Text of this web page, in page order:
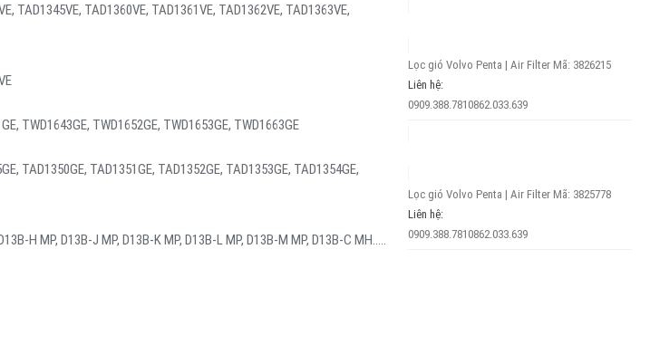
TAD1345VE, TAD1360VE, TAD1361VE, TAD1362VE, TAD1363VE,
TWD1643GE, TWD1652GE, TWD1653GE, TWD1663GE
TAD1350GE, TAD1351GE, TAD1352GE, TAD1353GE, TAD1354GE,
H MP, D13B-J MP, D13B-K MP, D13B-L MP, D13B-M MP, D13B-C MH…..
Lọc gió Volvo Penta | Air Filter Mã: 3826215
Liên hệ:
0909.388.781 0862.033.639
Lọc gió Volvo Penta | Air Filter Mã: 3825778
Liên hệ:
0909.388.781 0862.033.639